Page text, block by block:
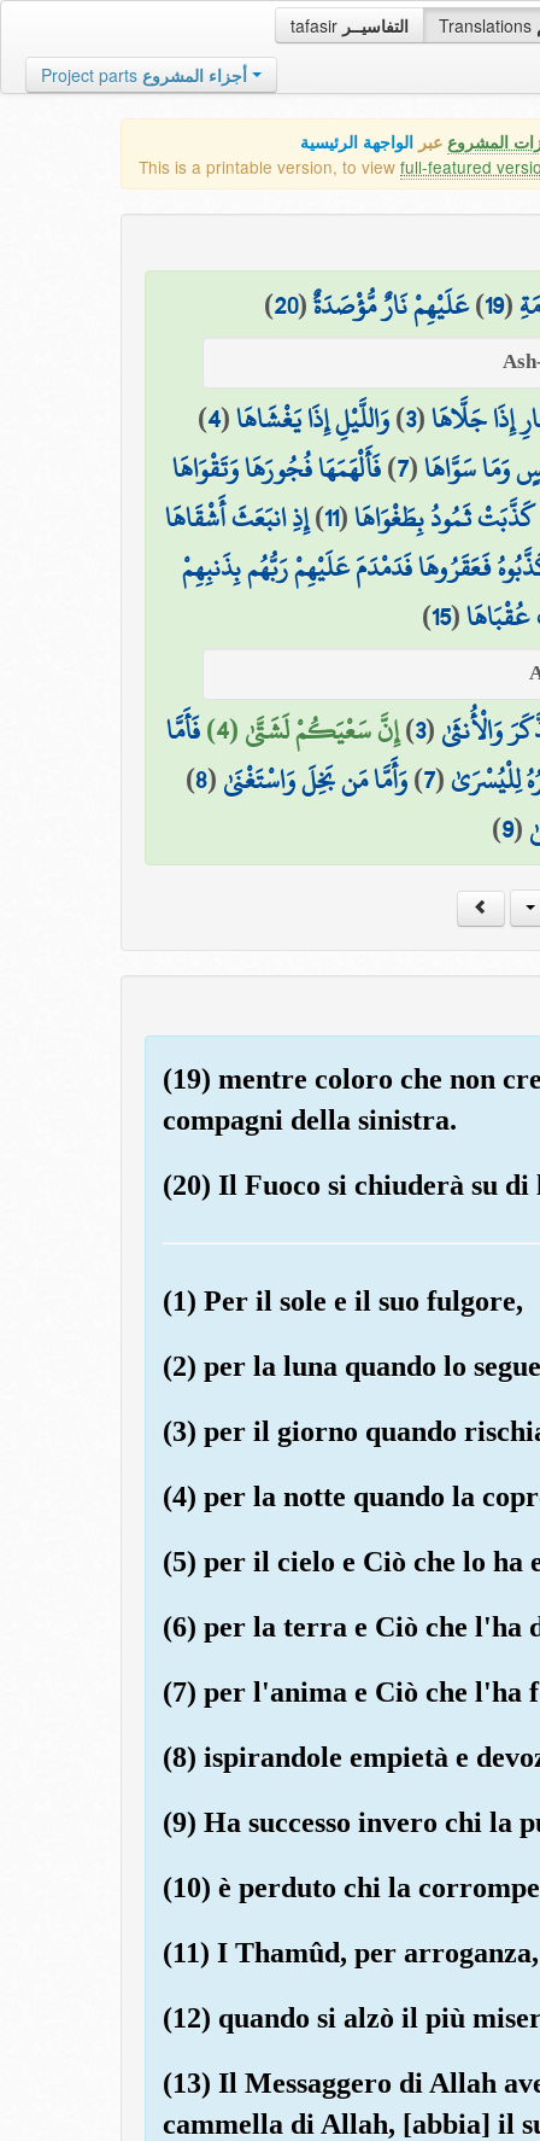
tafasir التفاسيــر Translations
Project parts أجزاء المشروع
المشروع عبر الواجهة الرئيسية
This is a printable version, to view full-featured
(
19
)عَلَيْهِمْ نَارٌ مُّؤْصَدَةٌ(
20
)
إِذَا جَلَّاهَا(
3
)وَاللَّيْلِ إِذَا يَغْشَاهَا(
4
)
وَمَا سَوَّاهَا(
7
)فَأَلْهَمَهَا فُجُورَهَا وَتَقْوَاهَا
كَذَّبَتْ ثَمُودُ بِطَغْوَاهَا(
11
)إِذِ انبَعَثَ أَشْقَاهَا
فَعَقَرُوهَا فَدَمْدَمَ عَلَيْهِمْ رَبُّهُم بِذَنبِهِمْ
(
15
)
وَالْأُنثَىٰ(
3
)إِنَّ سَعْيَكُمْ لَشَتَّىٰ (4) فَأَمَّا
لِلْيُسْرَىٰ(
7
)وَأَمَّا مَن بَخِلَ وَاسْتَغْنَىٰ(
8
)
(
9
)
(19) mentre coloro che non
compagni della sinistra.
(20) Il Fuoco si chiuderà su di
(1) Per il sole e il suo fulgore,
(2) per la luna quando lo
(3) per il giorno quando
(4) per la notte quando la
(5) per il cielo e Ciò che lo ha
(6) per la terra e Ciò che l'ha
(7) per l'anima e Ciò che l'ha
(8) ispirandole empietà e
(9) Ha successo invero chi la
(10) è perduto chi la
(11) I Thamûd, per
(12) quando si alzò il più
(13) Il Messaggero di Allah
cammella di Allah, [abbia] il